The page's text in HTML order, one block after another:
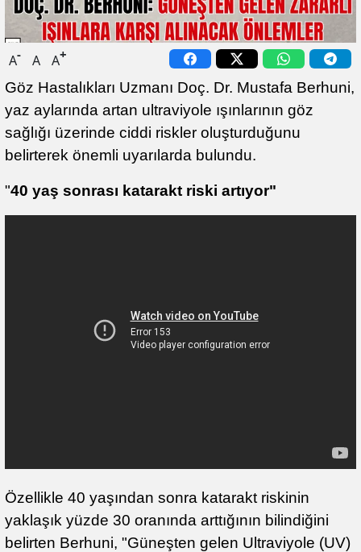
A- A A+
Göz Hastalıkları Uzmanı Doç. Dr. Mustafa Berhuni,
yaz aylarında artan ultraviyole ışınlarının göz
sağlığı üzerinde ciddi riskler oluşturduğunu
belirterek önemli uyarılarda bulundu.
"40 yaş sonrası katarakt riski artıyor"
Özellikle 40 yaşından sonra katarakt riskinin
yaklaşık yüzde 30 oranında arttığının bilindiğini
belirten Berhuni, "Güneşten gelen Ultraviyole (UV)